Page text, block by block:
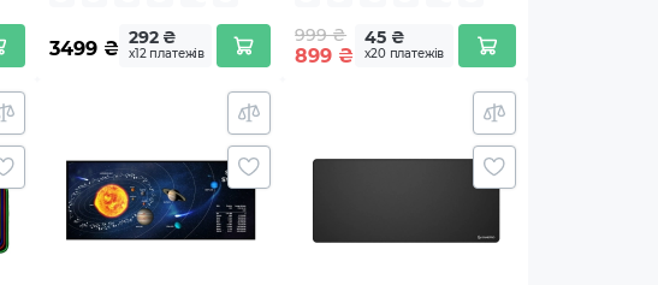
3499₴ 292 ₴
х12 платежів
999 ₴
899 ₴
45 ₴
х20 платежів